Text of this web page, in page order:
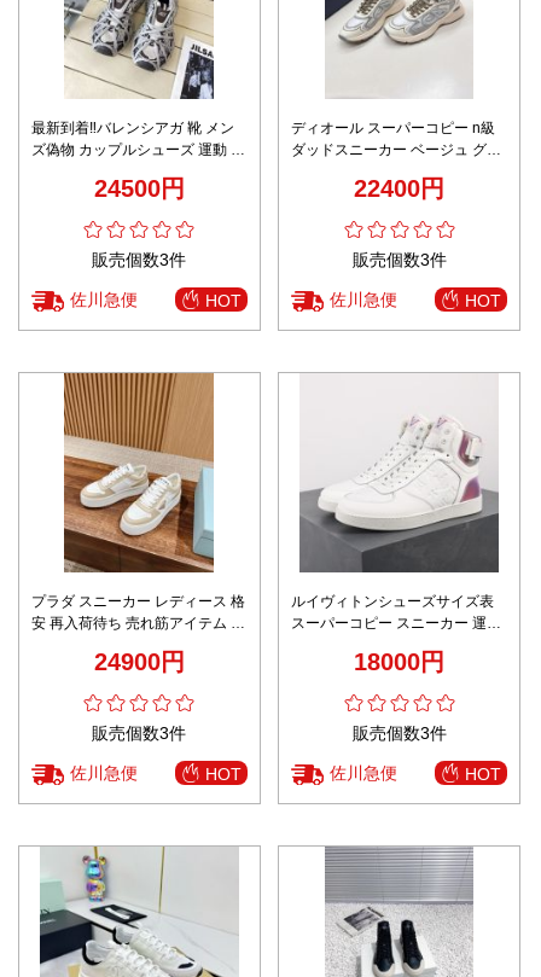
最新到着‼バレンシアガ 靴 メン
ズ偽物 カップルシューズ 運動 ラ
スニーカー グレイ
24500円
販売個数3件
佐川急便 HOT
ディオール スーパーコピー n級
ダッドスニーカー ベージュ グレ
22400円
販売個数3件
佐川急便 HOT
プラダ スニーカー レディース 格
安 再入荷待ち 売れ筋アイテム ホ
品で軽やかな印象
24900円
販売個数3件
佐川急便 HOT
ルイヴィトンシューズサイズ表
スーパーコピー スニーカー 運動
G8S7H ホワイト
18000円
販売個数3件
佐川急便 HOT